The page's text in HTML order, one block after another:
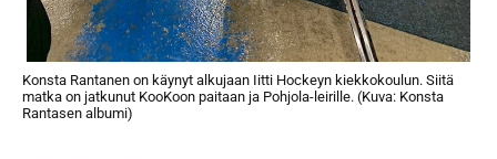
Konsta Rantanen on käynyt alkujaan Iitti Hockeyn kiekkokoulun. Siitä
matka on jatkunut KooKoon paitaan ja Pohjola-leirille. (Kuva: Konsta
Rantasen albumi)